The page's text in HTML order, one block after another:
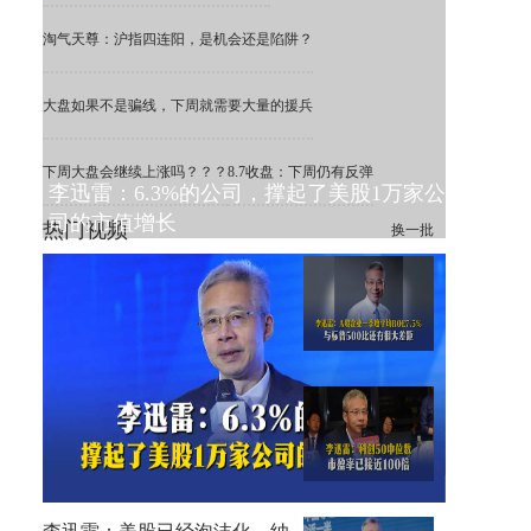
淘气天尊：沪指四连阳，是机会还是陷阱？
大盘如果不是骗线，下周就需要大量的援兵
下周大盘会继续上涨吗？？？ 8.7收盘：下周仍有反弹
热门视频 换一批
李迅雷：6.3%的公司，撑起了美股1万家公
司的市值增长
李迅雷：A股一季度平均ROE
为7.5%，远低于标普500
李迅雷：科创50中位数市盈率
已接近100倍